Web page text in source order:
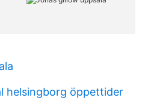
helsingborg öppettider